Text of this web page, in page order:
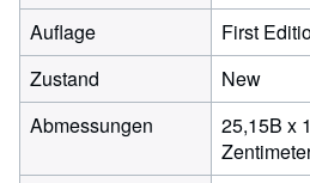
Auflage
First
Zustand
New
Abmessungen
25,15B x